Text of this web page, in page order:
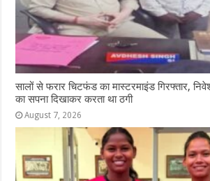
सालों से फरार चिटफंड का मास्टरमाइंड गिरफ्तार,
का सपना दिखाकर करता था ठगी
August 7, 2026